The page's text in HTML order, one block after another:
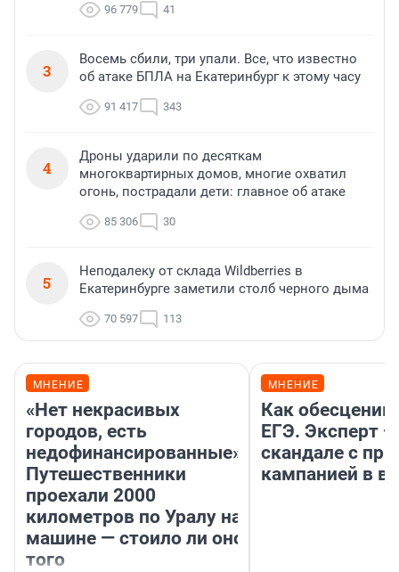
96 779 41
3
Восемь сбили, три упали. Все, что известно
об атаке БПЛА на Екатеринбург к этому часу
91 417 343
4
Дроны ударили по десяткам
многоквартирных домов, многие охватил
огонь, пострадали дети: главное об атаке
85 306 30
5
Неподалеку от склада Wildberries в
Екатеринбурге заметили столб черного дыма
70 597 113
МНЕНИЕ
«Нет некрасивых
городов, есть
недофинансированные».
Путешественники
проехали 2000
километров по Уралу на
машине — стоило ли оно
того
МНЕНИЕ
Как
ЕГЭ. Эксперт
скандале с
кампанией в